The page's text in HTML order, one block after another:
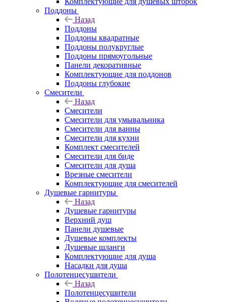
Поддоны
Назад
Поддоны
Поддоны квадратные
Поддоны полукруглые
Поддоны прямоугольные
Панели декоративные
Комплектующие для поддонов
Поддоны глубокие
Смесители
Назад
Смесители
Смесители для умывальника
Смесители для ванны
Смесители для кухни
Комплект смесителей
Смесители для биде
Смесители для душа
Врезные смесители
Комплектующие для смесителей
Душевые гарнитуры
Назад
Душевые гарнитуры
Верхний душ
Панели душевые
Душевые комплекты
Душевые шланги
Комплектующие для душа
Насадки для душа
Полотенцесушители
Назад
Полотенцесушители